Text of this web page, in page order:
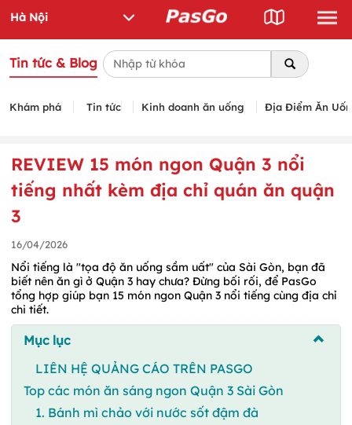
Tin tức & Blog
Khám phá Tin tức Kinh doanh ăn uống Địa Điểm Ăn
REVIEW 15 món ngon Quận 3 nổi
tiếng nhất kèm địa chỉ quán ăn quận
3
16/04/2026
Nổi tiếng là "tọa độ ăn uống sầm uất" của Sài Gòn, bạn đã
biết nên ăn gì ở Quận 3 hay chưa? Đừng bối rối, để PasGo
tổng hợp giúp bạn 15 món ngon Quận 3 nổi tiếng cùng địa chỉ
chi tiết.
Mục lục
LIÊN HỆ QUẢNG CÁO TRÊN PASGO
Top các món ăn sáng ngon Quận 3 Sài Gòn
1. Bánh mì chảo với nước sốt đậm đà